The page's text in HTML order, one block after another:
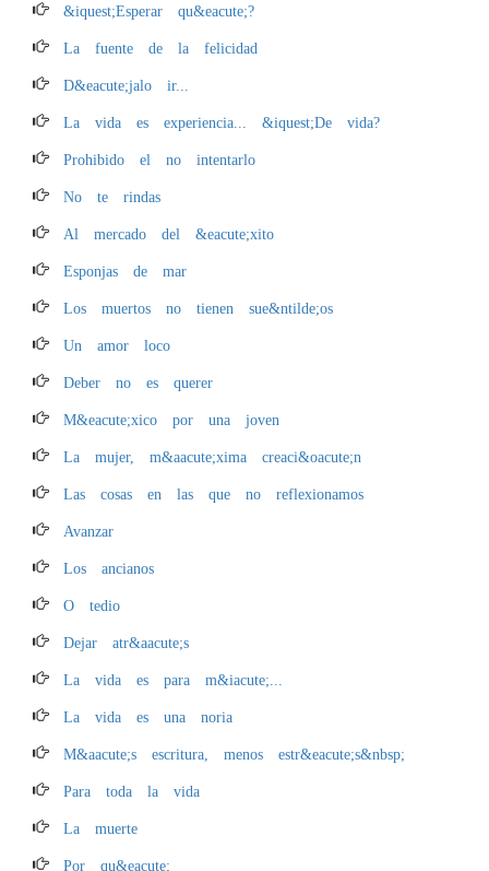
&iquest;Esperar qu&eacute;?
La fuente de la felicidad
D&eacute;jalo ir...
La vida es experiencia... &iquest;De vida?
Prohibido el no intentarlo
No te rindas
Al mercado del &eacute;xito
Esponjas de mar
Los muertos no tienen sue&ntilde;os
Un amor loco
Deber no es querer
M&eacute;xico por una joven
La mujer, m&aacute;xima creaci&oacute;n
Las cosas en las que no reflexionamos
Avanzar
Los ancianos
O tedio
Dejar atr&aacute;s
La vida es para m&iacute;...
La vida es una noria
M&aacute;s escritura, menos estr&eacute;s&nbsp;
Para toda la vida
La muerte
Por qu&eacute;